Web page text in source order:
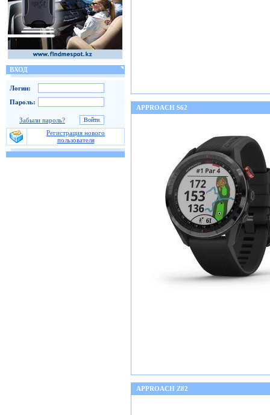
ВХОД
Логин:
Пароль:
Забыли пароль?
Регистрация нового
пользователя
APPROACH S62
APPROACH Z82